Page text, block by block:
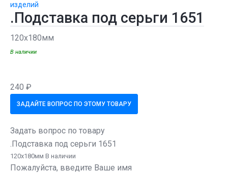
изделий
.Подставка под серьги 1651
120х180мм
В наличии
240 ₽
ЗАДАЙТЕ ВОПРОС ПО ЭТОМУ ТОВАРУ
Задать вопрос по товару
.Подставка под серьги 1651
120х180мм В наличии
Пожалуйста, введите Ваше имя